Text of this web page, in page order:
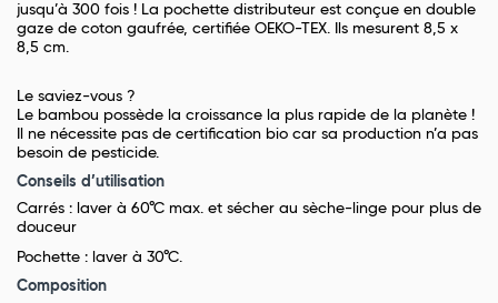
jusqu’à 300 fois ! La pochette distributeur est conçue en double
gaze de coton gaufrée, certifiée OEKO-TEX. Ils mesurent 8,5 x
8,5 cm.
Le saviez-vous ?
Le bambou possède la croissance la plus rapide de la planète !
Il ne nécessite pas de certification bio car sa production n’a pas
besoin de pesticide.
Conseils d’utilisation
Carrés : laver à 60°C max. et sécher au sèche-linge pour plus de
douceur
Pochette : laver à 30°C.
Composition